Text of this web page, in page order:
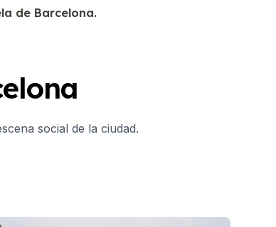
de Barcelona.
social de la ciudad.